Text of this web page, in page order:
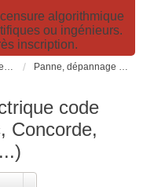
algorithmique
ou ingénieurs.
inscription.
Maison, habitat, électricité et jardin. Travaux et bricolage. Panne, dépannage et réparation: réparer soi-même?
code
Concorde,